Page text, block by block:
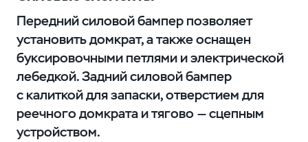
Передний силовой бампер позволяет
установить домкрат, а также оснащен
буксировочными петлями и электрической
лебедкой. Задний силовой бампер
с калиткой для запаски, отверстием для
реечного домкрата и тягово — сцепным
устройством.